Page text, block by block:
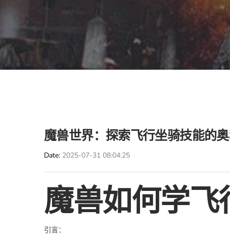
魔兽世界：探索飞行坐骑技能的
Date 2025-07-31 08:04:25
魔兽如何学
引言：